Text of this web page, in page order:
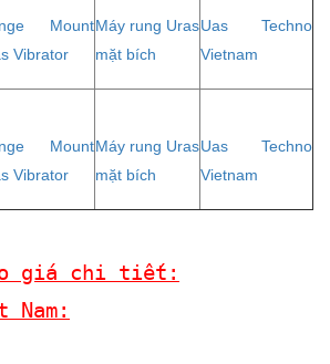
Mount
Vibrator
Máy rung Uras
mặt bích
Uas Techno
Vietnam
Mount
Vibrator
Máy rung Uras
mặt bích
Uas Techno
Vietnam
giá chi tiết:
Nam: